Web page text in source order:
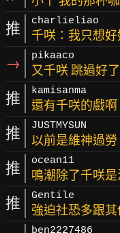
推 charlieliao
千咲：我只想
→ pikaaco
又千咲 跳過好了
推 kamisanma
還有千咲的戲
推 JUSTMYSUN
以前是維神過
推 ocean11
鳴潮除了千咲
推 Gentile
強迫社恐多跟